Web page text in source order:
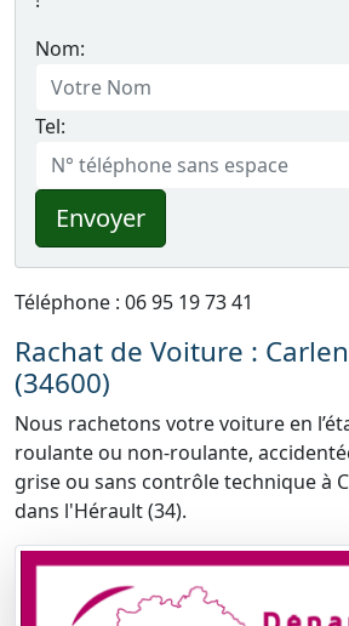
Nom:
Tel:
Envoyer
Téléphone : 06 95 19 73 41
Rachat de Voiture :
(34600)
Nous rachetons votre voiture en
roulante ou non-roulante,
grise ou sans contrôle technique à
dans l'Hérault (34).